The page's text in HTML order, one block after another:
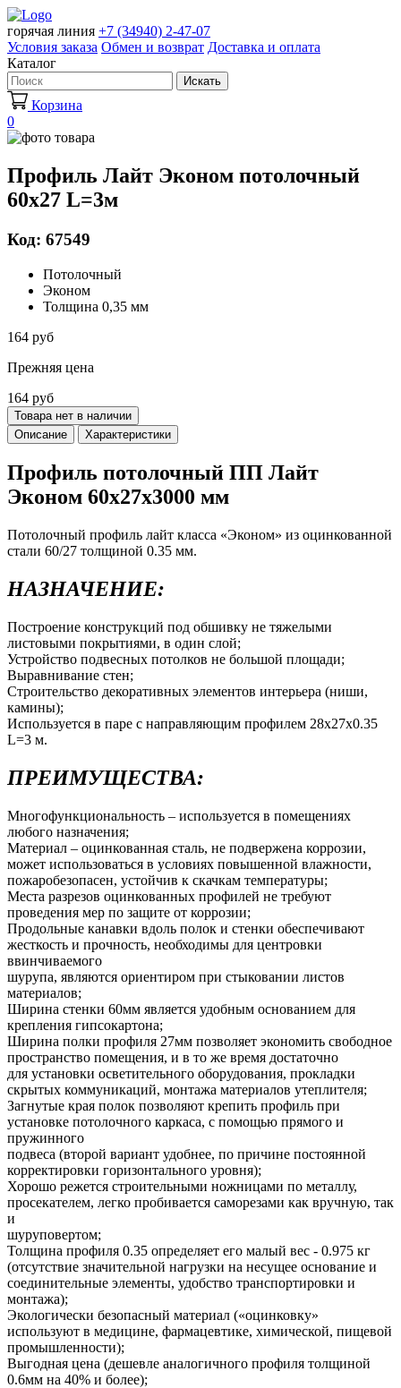
горячая линия +7 (34940) 2-47-07
Условия заказа Обмен и возврат Доставка и оплата
Каталог
Искать
Корзина
0
Профиль Лайт Эконом потолочный
60х27 L=3м
Код: 67549
Потолочный
Эконом
Толщина 0,35 мм
164 руб
Прежняя цена
164 руб
Товара нет в наличии
Описание
Характеристики
Профиль потолочный ПП Лайт
Эконом 60х27х3000 мм
Потолочный профиль лайт класса «Эконом» из оцинкованной
стали 60/27 толщиной 0.35 мм.
НАЗНАЧЕНИЕ:
Построение конструкций под обшивку не тяжелыми
листовыми покрытиями, в один слой;
Устройство подвесных потолков не большой площади;
Выравнивание стен;
Строительство декоративных элементов интерьера (ниши,
камины);
Используется в паре с направляющим профилем 28х27х0.35
L=3 м.
ПРЕИМУЩЕСТВА:
Многофункциональность – используется в помещениях
любого назначения;
Материал – оцинкованная сталь, не подвержена коррозии,
может использоваться в условиях повышенной влажности,
пожаробезопасен, устойчив к скачкам температуры;
Места разрезов оцинкованных профилей не требуют
проведения мер по защите от коррозии;
Продольные канавки вдоль полок и стенки обеспечивают
жесткость и прочность, необходимы для центровки
ввинчиваемого
шурупа, являются ориентиром при стыковании листов
материалов;
Ширина стенки 60мм является удобным основанием для
крепления гипсокартона;
Ширина полки профиля 27мм позволяет экономить свободное
пространство помещения, и в то же время достаточно
для установки осветительного оборудования, прокладки
скрытых коммуникаций, монтажа материалов утеплителя;
Загнутые края полок позволяют крепить профиль при
установке потолочного каркаса, с помощью прямого и
пружинного
подвеса (второй вариант удобнее, по причине постоянной
корректировки горизонтального уровня);
Хорошо режется строительными ножницами по металлу,
просекателем, легко пробивается саморезами как вручную, так
и
шуруповертом;
Толщина профиля 0.35 определяет его малый вес - 0.975 кг
(отсутствие значительной нагрузки на несущее основание и
соединительные элементы, удобство транспортировки и
монтажа);
Экологически безопасный материал («оцинковку»
используют в медицине, фармацевтике, химической, пищевой
промышленности);
Выгодная цена (дешевле аналогичного профиля толщиной
0.6мм на 40% и более);